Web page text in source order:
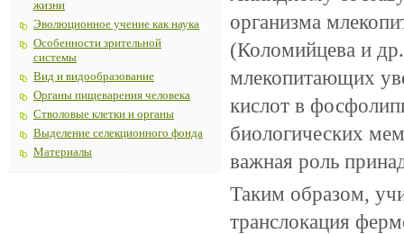
жизни
Эволюционное учение как наука
Особенности зрительной
системы
Вид и видообразование
Органы пищеварения человека
Стволовые клетки и органы
Выделение селекционного фонда
Материалы
организма
(Коломийцева и
млекопитающих
кислот в
биологических
важная роль
Таким образом,
транслокация